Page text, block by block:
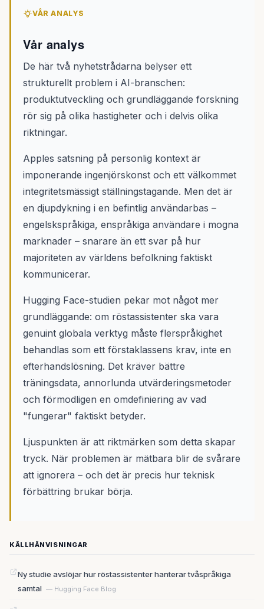
VÅR ANALYS
Vår analys
De här två nyhetstrådarna belyser ett
strukturellt problem i AI-branschen:
produktutveckling och grundläggande forskning
rör sig på olika hastigheter och i delvis olika
riktningar.
Apples satsning på personlig kontext är
imponerande ingenjörskonst och ett välkommet
integritetsmässigt ställningstagande. Men det är
en djupdykning i en befintlig användarbas –
engelskspråkiga, enspråkiga användare i mogna
marknader – snarare än ett svar på hur
majoriteten av världens befolkning faktiskt
kommunicerar.
Hugging Face-studien pekar mot något mer
grundläggande: om röstassistenter ska vara
genuint globala verktyg måste flerspråkighet
behandlas som ett förstaklassens krav, inte en
efterhandslösning. Det kräver bättre
träningsdata, annorlunda utvärderingsmetoder
och förmodligen en omdefiniering av vad
"fungerar" faktiskt betyder.
Ljuspunkten är att riktmärken som detta skapar
tryck. När problemen är mätbara blir de svårare
att ignorera – och det är precis hur teknisk
förbättring brukar börja.
KÄLLHÄNVISNINGAR
Ny studie avslöjar hur röstassistenter hanterar tvåspråkiga
samtal — Hugging Face Blog